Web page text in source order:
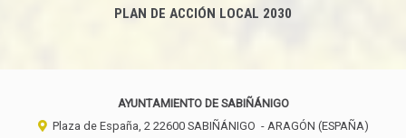
PLAN DE ACCIÓN LOCAL 2030
AYUNTAMIENTO DE SABIÑÁNIGO
Plaza de España, 2 22600 SABIÑÁNIGO - ARAGÓN (ESPAÑA)